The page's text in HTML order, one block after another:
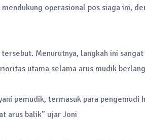
operasional pos siaga ini,
Menurutnya, langkah ini
utama selama arus mudik
pemudik, termasuk para pengemudi
arus balik” ujar Joni